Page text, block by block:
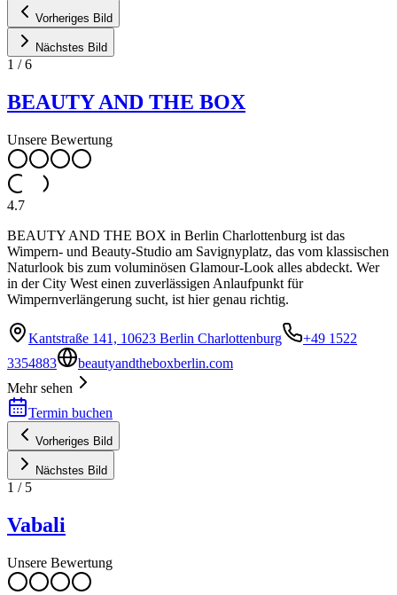
Vorheriges Bild
Nächstes Bild
1 /6
BEAUTY AND THE BOX
Unsere Bewertung
4.7
BEAUTY AND THE BOX in Berlin Charlottenburg ist das
Wimpern- und Beauty-Studio am Savignyplatz, das vom klassischen
Naturlook bis zum voluminösen Glamour-Look alles abdeckt. Wer
in der City West einen zuverlässigen Anlaufpunkt für
Wimpernverlängerung sucht, ist hier genau richtig.
Kantstraße 141, 10623 Berlin Charlottenburg
+49 1522
3354883
beautyandtheboxberlin.com
Mehr sehen
Termin buchen
Vorheriges Bild
Nächstes Bild
1 / 5
Vabali
Unsere Bewertung